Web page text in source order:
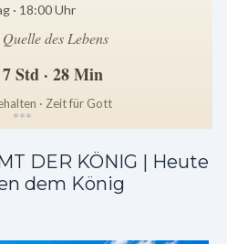
· 18:00 Uhr
des Lebens
7 Std · 28 Min
· Zeit für Gott
***
DER KÖNIG | Heute
dem König